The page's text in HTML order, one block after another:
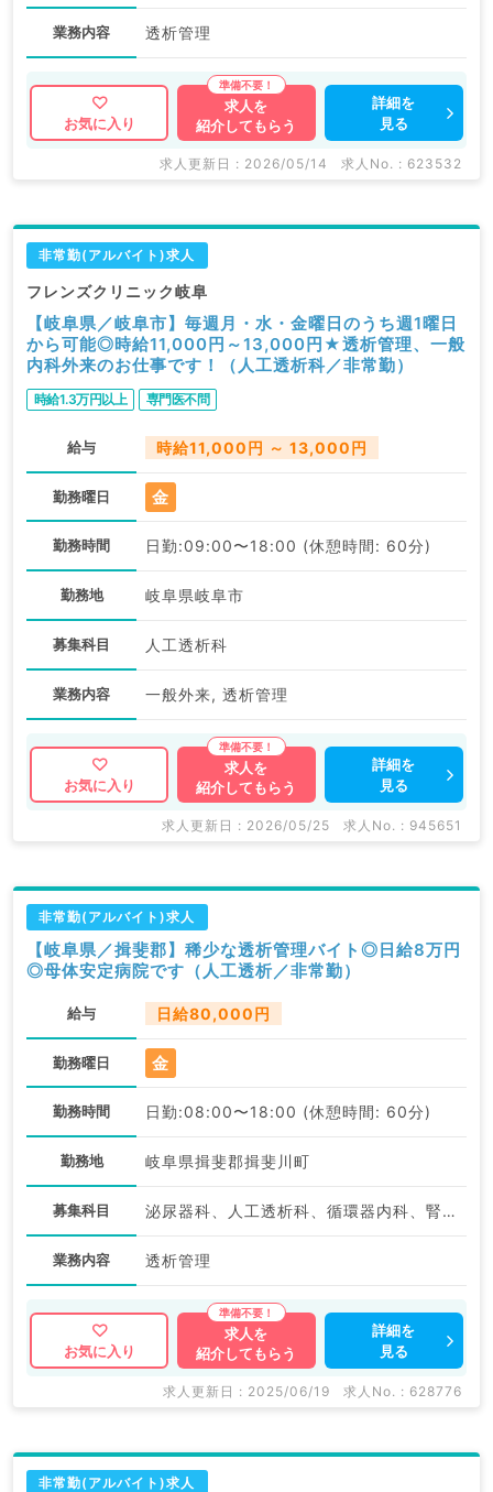
業務内容 透析管理
お気に入り
求人を
紹介してもらう
詳細を
見る
求人更新日 : 2026/05/14 求人No. : 623532
非常勤(アルバイト)求人
フレンズクリニック岐阜
【岐阜県／岐阜市】毎週月・水・金曜日のうち週1曜日
から可能◎時給11,000円～13,000円★透析管理、一般
内科外来のお仕事です！（人工透析科／非常勤）
時給1.3万円以上 専門医不問
給与 時給11,000円 ～ 13,000円
勤務曜日 金
勤務時間 日勤:09:00〜18:00 (休憩時間: 60分)
勤務地 岐阜県岐阜市
募集科目 人工透析科
業務内容 一般外来, 透析管理
お気に入り
求人を
紹介してもらう
詳細を
見る
求人更新日 : 2026/05/25 求人No. : 945651
非常勤(アルバイト)求人
【岐阜県／揖斐郡】稀少な透析管理バイト◎日給8万円
◎母体安定病院です（人工透析／非常勤）
給与 日給80,000円
勤務曜日 金
勤務時間 日勤:08:00〜18:00 (休憩時間: 60分)
勤務地 岐阜県揖斐郡揖斐川町
募集科目 泌尿器科、人工透析科、循環器内科、腎臓内科
業務内容 透析管理
お気に入り
求人を
紹介してもらう
詳細を
見る
求人更新日 : 2025/06/19 求人No. : 628776
非常勤(アルバイト)求人